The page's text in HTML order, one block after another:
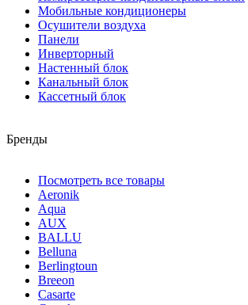
Мобильные кондиционеры
Осушители воздуха
Панели
Инверторный
Настенный блок
Канальный блок
Кассетный блок
Бренды
Посмотреть все товары
Aeronik
Aqua
AUX
BALLU
Belluna
Berlingtoun
Breeon
Casarte